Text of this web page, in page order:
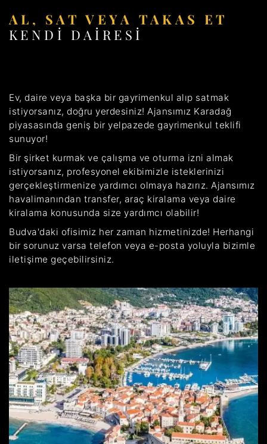
AL, SAT VEYA TAKAS ET
KENDI DAIRESI
Ev, daire veya başka bir gayrimenkul alıp satmak
istiyorsanız, doğru yerdesiniz! Ajansımız Karadağ
piyasasında geniş bir yelpazede gayrimenkul teklifi
sunuyor!
Bir şirket kurmak ve çalışma ve oturma izni almak
istiyorsanız, profesyonel ekibimizle isteklerinizi
gerçekleştirmenize yardımcı olmaya hazırız. Ajansımız
havalimanından transfer, araç kiralama veya daire
kiralama konusunda size yardımcı olabilir!
Budva'daki ofisimiz her zaman hizmetinizde! Herhangi
bir sorunuz varsa telefon veya e-posta yoluyla bizimle
iletişime geçebilirsiniz.